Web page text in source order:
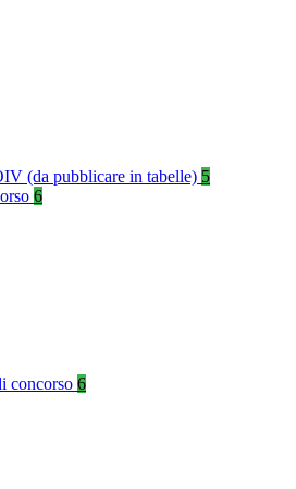
(da pubblicare in tabelle) 5
6
concorso 6